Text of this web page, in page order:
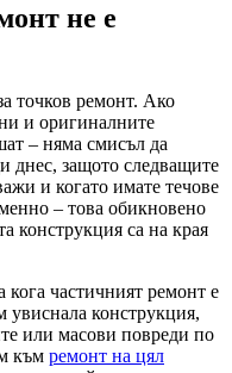
не е
точков ремонт. Ако
и оригиналните
– няма смисъл да
днес, защото следващите
и когато имате течове
– това обикновено
конструкция са на края
частичният ремонт е
конструкция,
или масови повреди по
към ремонт на цял